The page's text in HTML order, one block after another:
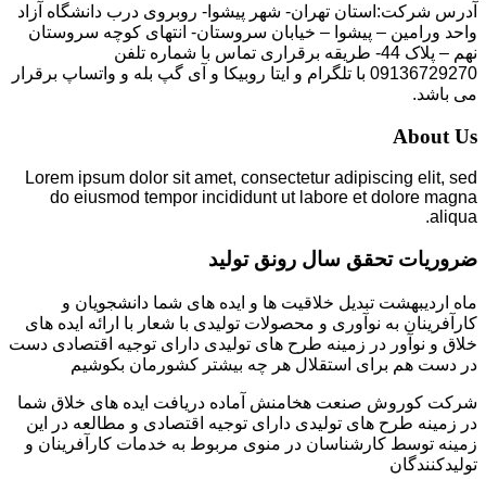
آدرس شرکت:استان تهران- شهر پیشوا- روبروی درب دانشگاه آزاد
واحد ورامین – پیشوا – خیابان سروستان- انتهای کوچه سروستان
نهم – پلاک 44- طریقه برقراری تماس با شماره تلفن
09136729270 با تلگرام و ایتا روبیکا و آی گپ بله و واتساپ برقرار
می باشد.
About Us
Lorem ipsum dolor sit amet, consectetur adipiscing elit, sed
do eiusmod tempor incididunt ut labore et dolore magna
aliqua.
ضروریات تحقق سال رونق تولید
ماه اردیبهشت تبدیل خلاقیت ها و ایده های شما دانشجویان و
کارآفرینان به نوآوری و محصولات تولیدی با شعار با ارائه ایده های
خلاق و نوآور در زمینه طرح های تولیدی دارای توجیه اقتصادی دست
در دست هم برای استقلال هر چه بیشتر کشورمان بکوشیم
شرکت کوروش صنعت هخامنش آماده دریافت ایده های خلاق شما
در زمینه طرح های تولیدی دارای توجیه اقتصادی و مطالعه در این
زمینه توسط کارشناسان در منوی مربوط به خدمات کارآفرینان و
تولیدکنندگان